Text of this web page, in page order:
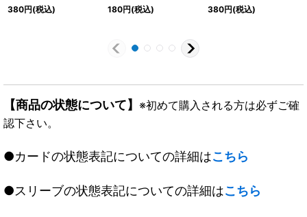
《自然》
380円(税込)
180円(税込)
【VR】{EX1745/138}
《多》
380円(税込)
【商品の状態について】 ※初めて購入される方は必ずご確
認下さい。
●カードの状態表記についての詳細はこちら
●スリーブの状態表記についての詳細はこちら